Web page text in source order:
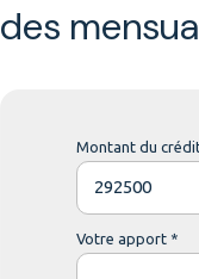
des
Montant du
Votre apport *